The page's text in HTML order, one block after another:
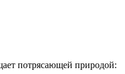
потрясающей природой: